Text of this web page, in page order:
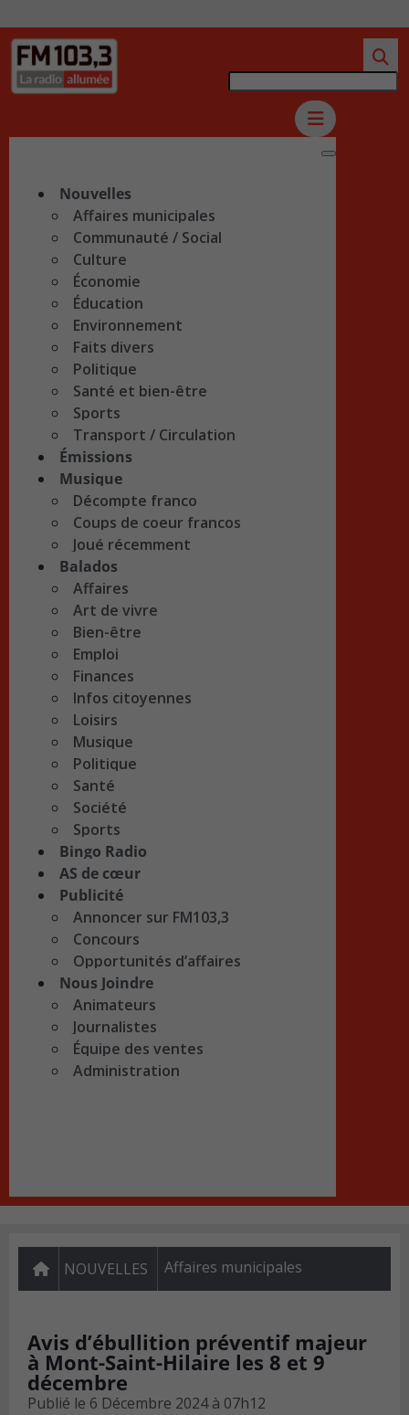
Nouvelles
Affaires municipales
Communauté / Social
Culture
Économie
Éducation
Environnement
Faits divers
Politique
Santé et bien-être
Sports
Transport / Circulation
Émissions
Musique
Décompte franco
Coups de coeur francos
Joué récemment
Balados
Affaires
Art de vivre
Bien-être
Emploi
Finances
Infos citoyennes
Loisirs
Musique
Politique
Santé
Société
Sports
Bingo Radio
AS de cœur
Publicité
Annoncer sur FM103,3
Concours
Opportunités d’affaires
Nous Joindre
Animateurs
Journalistes
Équipe des ventes
Administration
NOUVELLES Affaires municipales
Avis d’ébullition préventif majeur
à Mont-Saint-Hilaire les 8 et 9
décembre
Publié le 6 Décembre 2024 à 07h12